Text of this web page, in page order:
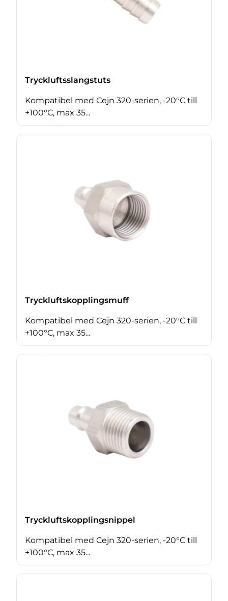
Tryckluftsslangstuts
Kompatibel med Cejn 320-serien, -20°C till
+100°C, max 35...
Tryckluftskopplingsmuff
Kompatibel med Cejn 320-serien, -20°C till
+100°C, max 35...
Tryckluftskopplingsnippel
Kompatibel med Cejn 320-serien, -20°C till
+100°C, max 35...